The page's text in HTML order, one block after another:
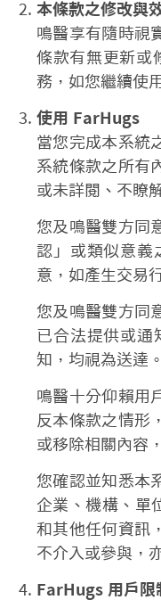
本條款之修改與
鳴醫享有隨時視
條款有無更新或
務，如您繼續使
使用 FarHugs
當您完成本系統
系統條款之所有
或未詳閱、不瞭
您及鳴醫雙方同
認」或類似意義
意，如產生交易
您及鳴醫雙方同
已合法提供或通
知，均視為送達
鳴醫十分仰賴用
反本條款之情形
或移除相關內容
您確認並知悉本
企業、機構、單
和其他任何資訊
不介入或參與，
FarHugs 用戶限